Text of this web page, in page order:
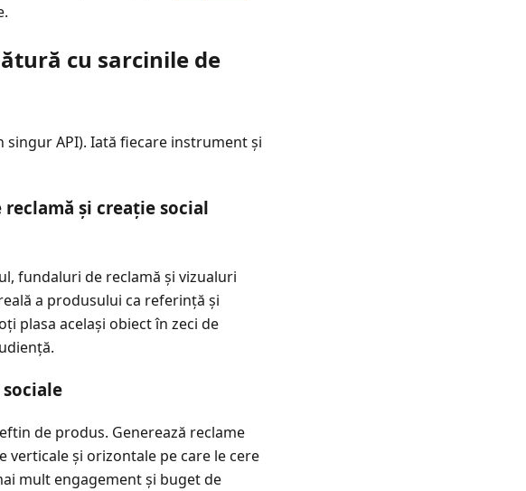
cu sarcinile de
API). Iată fiecare instrument și
și creație social
fundaluri de reclamă și vizualuri
a produsului ca referință și
plasa același obiect în zeci de
de produs. Generează reclame
și orizontale pe care le cere
mult engagement și buget de